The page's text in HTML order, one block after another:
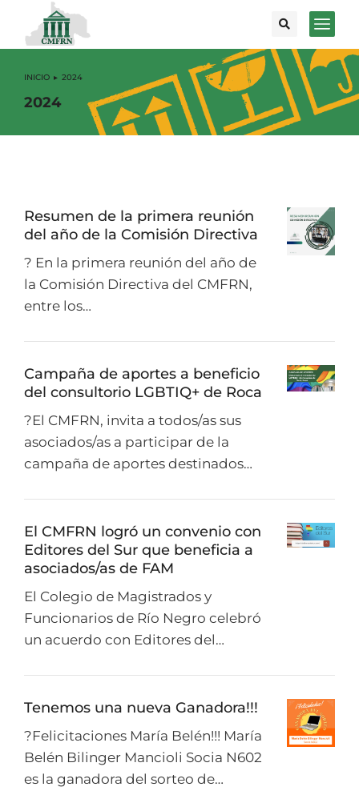
Estás aquí:
INICIO 2024
2024
Resumen de la primera reunión
del año de la Comisión Directiva
? En la primera reunión del año de
la Comisión Directiva del CMFRN,
entre los…
Campaña de aportes a beneficio
del consultorio LGBTIQ+ de Roca
?El CMFRN, invita a todos/as sus
asociados/as a participar de la
campaña de aportes destinados…
El CMFRN logró un convenio con
Editores del Sur que beneficia a
asociados/as de FAM
El Colegio de Magistrados y
Funcionarios de Río Negro celebró
un acuerdo con Editores del…
Tenemos una nueva Ganadora!!!
?Felicitaciones María Belén!!! María
Belén Bilinger Mancioli Socia N602
es la ganadora del sorteo de…